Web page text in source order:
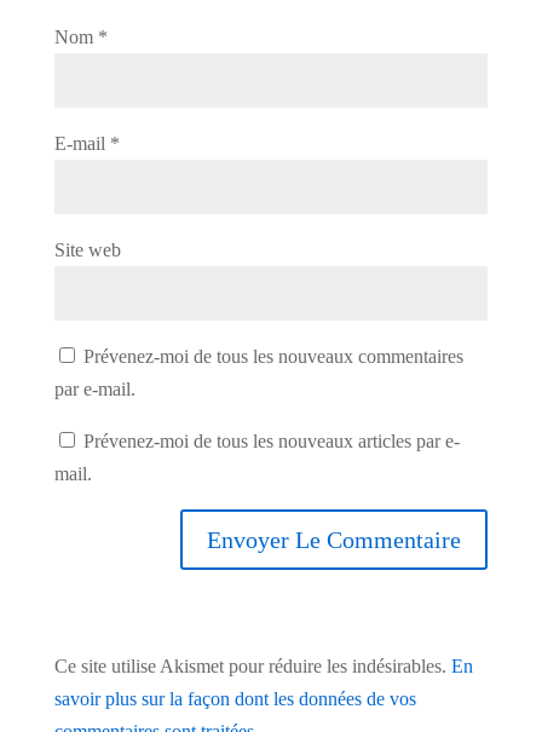
Nom *
E-mail *
Site web
Prévenez-moi de tous les nouveaux commentaires
par e-mail.
Prévenez-moi de tous les nouveaux articles par e-
mail.
Ce site utilise Akismet pour réduire les indésirables. En
savoir plus sur la façon dont les données de vos